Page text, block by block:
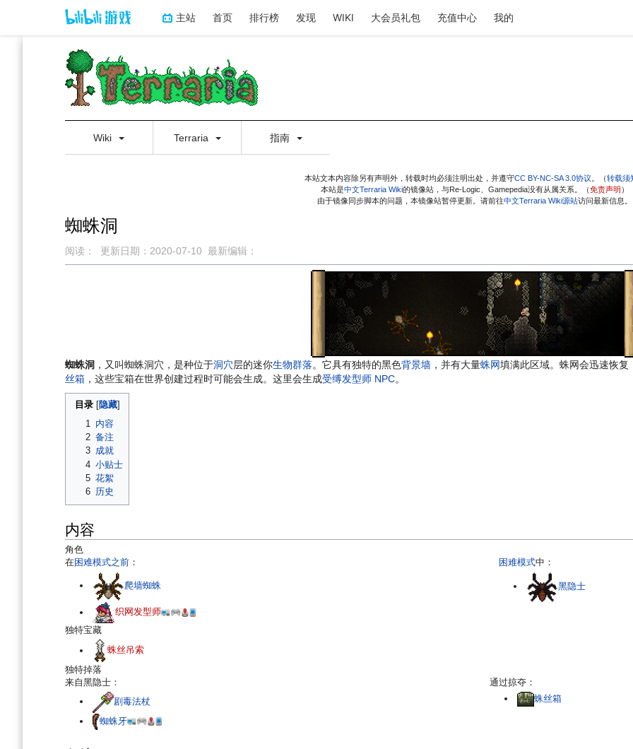
主站 首页 排行榜 发现 WIKI 大会员礼包 充值中心 我的
Wiki Terraria 指南
本站文本内容除另有声明外，转载时均必须注明出处，并遵守CC BY-NC-SA 3.0协议 。（转载须
本站是中文Terraria Wiki的镜像站，与Re-Logic、Gamepedia没有从属关系。（免责声明 ）
由于镜像同步脚本的问题，本镜像站暂停更新。请前往中文Terraria Wiki源站访问最新信息。
蜘蛛洞
阅读： 更新日期： 2020-07-10 最新编辑：
蜘蛛洞 ，又叫蜘蛛洞穴，是种位于洞穴层的迷你生物群落。它具有独特的黑色背景墙 ，并有大量蛛网填满此区域。蛛网会迅速恢
丝箱 ，这些宝箱在世界创建过程时可能会生成。这里会生成受缚发型师 NPC。
目录
1
内容
2 备注
3 成就
4 小贴士
5 花絮
6 历史
内容
角色
在困难模式之前 ：
爬墙蜘蛛
织网发型师
困难模式中：
黑隐士
独特宝藏
蛛丝吊索
独特掉落
来自黑隐士：
剧毒法杖
蜘蛛牙
通过掠夺：
蛛丝箱